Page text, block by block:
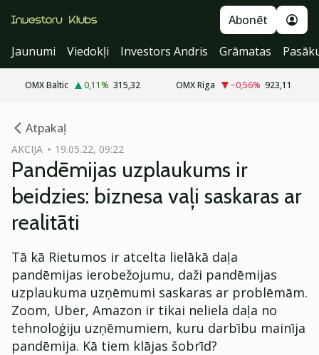
Abonēt
Jaunumi
Viedokļi Investors Andris Grāmatas
OMX Baltic 0,11% 315,32 OMX Riga −0,56% 923,11
Atpakaļ
AKCIJA 19.05.22, 09:22
Pandēmijas uzplaukums ir
beidzies: biznesa vaļi saskaras ar
realitāti
Tā kā Rietumos ir atcelta lielākā daļa
pandēmijas ierobežojumu, daži pandēmijas
uzplaukuma uzņēmumi saskaras ar problēmām.
Zoom, Uber, Amazon ir tikai neliela daļa no
tehnoloģiju uzņēmumiem, kuru darbību mainīja
pandēmija. Kā tiem klājas šobrīd?